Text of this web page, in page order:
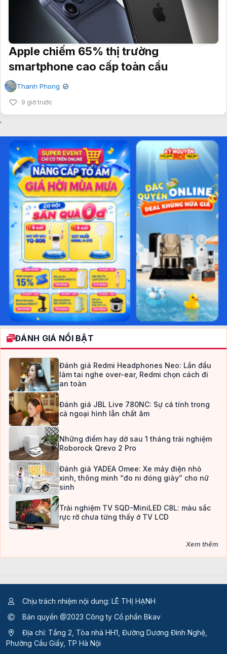
Apple chiếm 65% thị trường
smartphone cao cấp toàn cầu
Thanh Phong ✔
9 giờ trước
ĐÁNH GIÁ NỔI BẬT
Đánh giá Redmi Headphones Neo: Lần đầu
làm tai nghe over-ear, Redmi chọn cách đi
an toàn
Đánh giá JBL Live 780NC: Sự cá tính trong
cả ngoại hình lẫn chất âm
Những điểm hay dở sau 1 tháng trải nghiệm
Roborock Qrevo 2 Pro
Đánh giá YADEA Omee: Xe máy điện nhỏ
xinh, thông minh “đo ni đóng giày” cho nữ
sinh
Trải nghiệm TV SQD-MiniLED C8L: màu sắc
rực rỡ chưa từng thấy ở TV LCD
Xem thêm
Chịu trách nhiệm nội dung: LÊ THỊ HẠNH
Bản quyền @2023 Công ty Cổ phần Bkav
Địa chỉ: Tầng 2, Tòa nhà HH1, Đường Dương Đình Nghệ,
Phường Cầu Giấy, TP Hà Nội